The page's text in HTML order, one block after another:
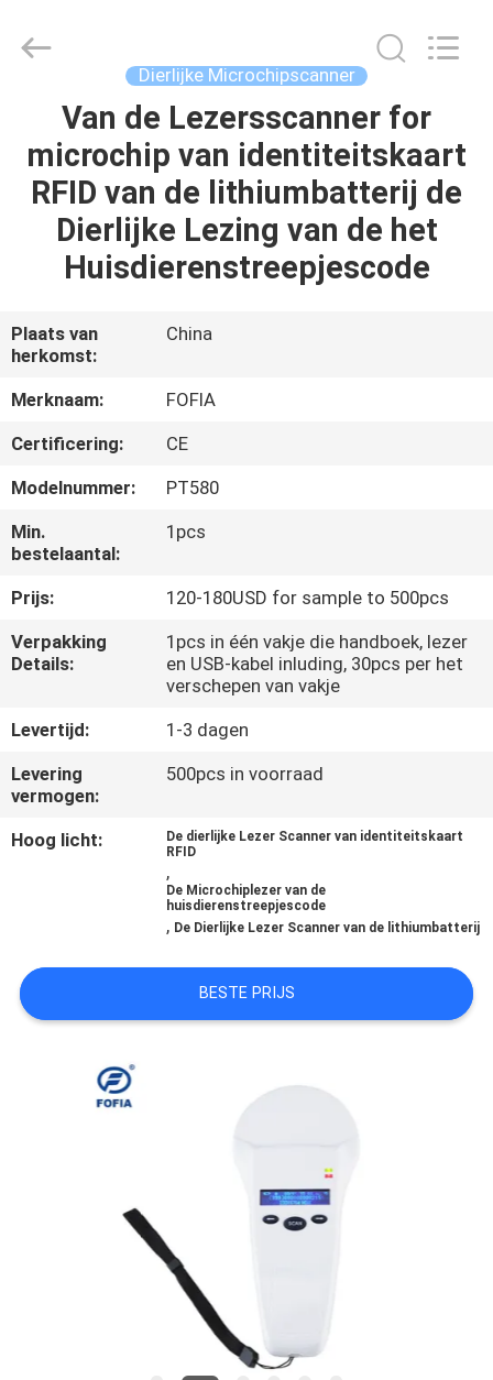
HUIS
PRODUCTEN
VIDEOS
ONGEVEER
ONS
FABRIEKSREIS
KWALITEITSCONTROLE
ONS
OM EEN
CITAAT
PRIVACY
POLICY
Dierlijke Microchipscanner
Van de Lezersscanner for
microchip van identiteitskaart
RFID van de lithiumbatterij de
Dierlijke Lezing van de het
Huisdierenstreepjescode
Plaats van
herkomst:
China
Merknaam:
FOFIA
Certificering:
CE
Modelnummer:
PT580
Min.
bestelaantal:
1pcs
Prijs:
120-180USD for sample to 500pcs
Verpakking
Details:
1pcs in één vakje die handboek, lezer
en USB-kabel inluding, 30pcs per het
verschepen van vakje
Levertijd:
1-3 dagen
Levering
vermogen:
500pcs in voorraad
Hoog licht:
De dierlijke Lezer Scanner van identiteitskaart
RFID
,
De Microchiplezer van de
huisdierenstreepjescode
, De Dierlijke Lezer Scanner van de lithiumbatterij
BESTE PRIJS